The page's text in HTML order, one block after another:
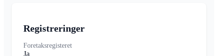
Registreringer
Foretaksregisteret
Ja